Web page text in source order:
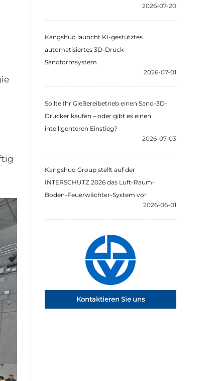
2026-07-20
Kangshuo launcht KI-gestütztes
automatisiertes 3D-Druck-
Sandformsystem
2026-07-01
Sollte Ihr Gießereibetrieb einen Sand-3D-
Drucker kaufen – oder gibt es einen
intelligenteren Einstieg?
2026-07-03
Kangshuo Group stellt auf der
INTERSCHUTZ 2026 das Luft-Raum-
Boden-Feuerwächter-System vor
2026-06-01
Kontaktieren Sie uns